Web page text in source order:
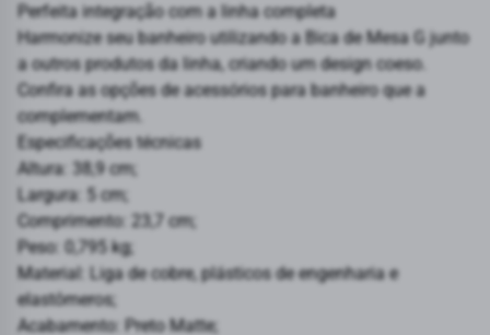
Perfeita integração com a linha completa
Harmonize seu banheiro utilizando a Bica de Mesa G junto
a outros produtos da linha, criando um design coeso.
Confira as opções deacessórios para banheiroque a
complementam.
Especificações técnicas
Altura: 38,9 cm;
Largura: 5 cm;
Comprimento: 23,7 cm;
Peso: 0,795 kg;
Material: Liga de cobre, plásticos de engenharia e
elastômeros;
Acabamento: Preto Matte;